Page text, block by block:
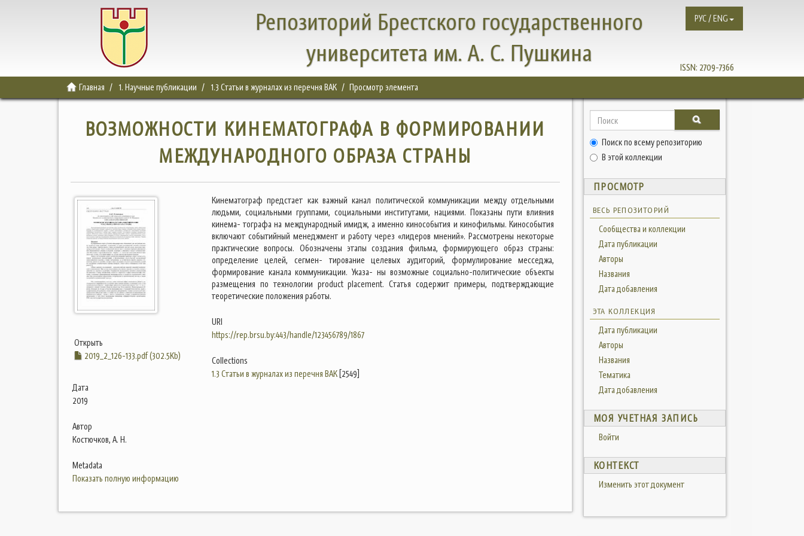
Репозиторий Брестского государственного
университета им. А. С. Пушкина
ISSN: 2709-7366
РУС / ENG
Главная 1. Научные публикации 1.3 Статьи в журналах из перечня ВАК Просмотр элемента
ВОЗМОЖНОСТИ КИНЕМАТОГРАФА В ФОРМИРОВАНИИ
МЕЖДУНАРОДНОГО ОБРАЗА СТРАНЫ
Открыть
2019_2_126-133.pdf (302.5Kb)
Дата
2019
Автор
Костючков, А. Н.
Metadata
Показать полную информацию
Кинематограф предстает как важный канал политической коммуникации между отдельными
людьми, социальными группами, социальными институтами, нациями. Показаны пути влияния
кинема- тографа на международный имидж, а именно кинособытия и кинофильмы. Кинособытия
включают событийный менеджмент и работу через «лидеров мнений». Рассмотрены некоторые
практические вопросы. Обозначены этапы создания фильма, формирующего образ страны:
определение целей, сегмен- тирование целевых аудиторий, формулирование месседжа,
формирование канала коммуникации. Указа- ны возможные социально-политические объекты
размещения по технологии product placement. Статья содержит примеры, подтверждающие
теоретические положения работы.
URI
https://rep.brsu.by:443/handle/123456789/1867
Collections
1.3 Статьи в журналах из перечня ВАК[2549]
Поиск по всему репозиторию
В этой коллекции
ПРОСМОТР
ВЕСЬ РЕПОЗИТОРИЙ
Сообщества и коллекции
Дата публикации
Авторы
Названия
Дата добавления
ЭТА КОЛЛЕКЦИЯ
Дата публикации
Авторы
Названия
Тематика
Дата добавления
МОЯ УЧЕТНАЯ ЗАПИСЬ
Войти
КОНТЕКСТ
Изменить этот документ